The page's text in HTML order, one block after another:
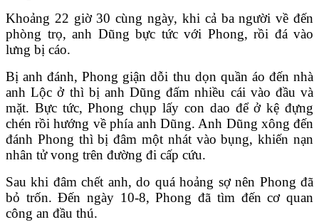
Khoảng 22 giờ 30 cùng ngày, khi cả ba người về đến
phòng trọ, anh Dũng bực tức với Phong, rồi đá vào
lưng bị cáo.
Bị anh đánh, Phong giận dỗi thu dọn quần áo đến nhà
anh Lộc ở thì bị anh Dũng đấm nhiều cái vào đầu và
mặt. Bực tức, Phong chụp lấy con dao để ở kệ đựng
chén rồi hướng về phía anh Dũng. Anh Dũng xông đến
đánh Phong thì bị đâm một nhát vào bụng, khiến nạn
nhân tử vong trên đường đi cấp cứu.
Sau khi đâm chết anh, do quá hoảng sợ nên Phong đã
bỏ trốn. Đến ngày 10-8, Phong đã tìm đến cơ quan
công an đầu thú.